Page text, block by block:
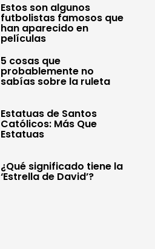
Estos son algunos
futbolistas famosos que
han aparecido en
películas
5 cosas que
probablemente no
sabías sobre la ruleta
Estatuas de Santos
Católicos: Más Que
Estatuas
¿Qué significado tiene la
‘Estrella de David’?